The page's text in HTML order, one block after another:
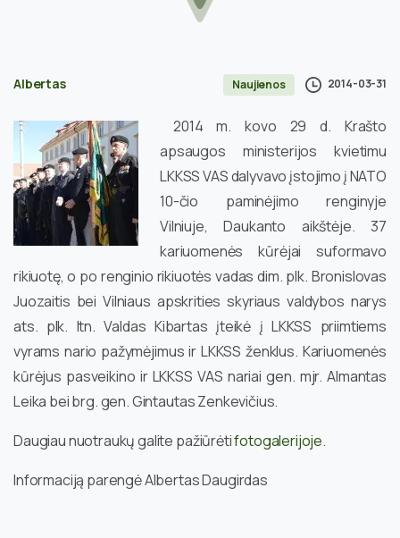
Albertas Naujienos 2014-03-31
2014 m. kovo 29 d. Krašto
apsaugos ministerijos kvietimu
LKKSS VAS dalyvavo įstojimo į NATO
10-čio paminėjimo renginyje
Vilniuje, Daukanto aikštėje.37
kariuomenės kūrėjai suformavo
rikiuotę, o po renginio rikiuotės vadas dim. plk. Bronislovas
Juozaitis bei Vilniaus apskrities skyriaus valdybos narys
ats. plk. ltn. Valdas Kibartas įteikė į LKKSS priimtiems
vyrams nario pažymėjimus ir LKKSS ženklus. Kariuomenės
kūrėjus pasveikino ir LKKSS VAS nariai gen. mjr. Almantas
Leika bei brg. gen. Gintautas Zenkevičius.
Daugiau nuotraukų galite pažiūrėtifotogalerijoje.
Informaciją parengė Albertas Daugirdas